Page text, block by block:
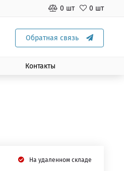
0 шт 0 шт
Обратная связь
Контакты
На удаленном складе